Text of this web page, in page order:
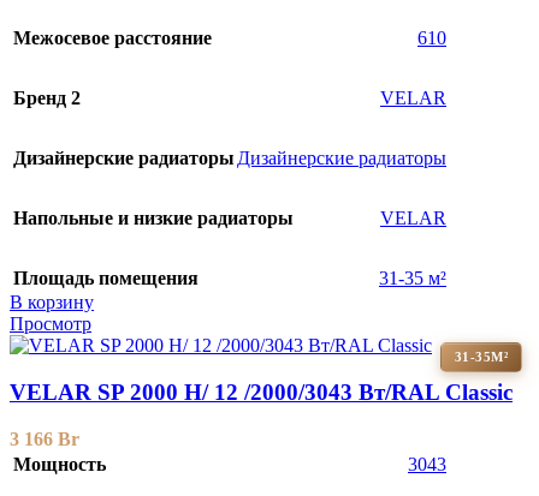
Межосевое расстояние 610
Бренд 2 VELAR
Дизайнерские радиаторы Дизайнерские радиаторы
Напольные и низкие радиаторы VELAR
Площадь помещения
31-35 м²
В корзину
Просмотр
31-35М²
VELAR SP 2000 H/ 12 /2000/3043 Вт/RAL Classic
3 166 Br
Мощность
3043